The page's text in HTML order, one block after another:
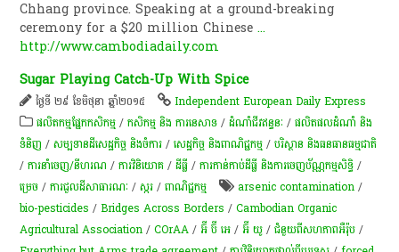
Chhang province. Speaking at a ground-breaking
ceremony for a $20 million Chinese...
http://www.cambodiadaily.com
Sugar Playing Catch-Up With Spice
ថ្ងៃទី ២៩ ខែមិថុនា ឆ្នាំ២០១៥
Independent European Daily Express
​ផលិតកម្ម​ផ្នែក​កសិកម្ម​ /កសិកម្ម​ និង​ ការ​នេ​សាទ​ /ដំណាំ​ជីវ​ឥន្ធនៈ /ផលិតផលដំណាំ និង
ទំនិញ /សម្បទានដីសេដ្ឋកិច្ច និងចំការ /សេដ្ឋកិច្ច និងពាណិជ្ជកម្ម /បរិស្ថាន និងធនធានធម្មជាតិ
/ការនាំចេញ/នីហរណ /ការវិនិយោគ /ដីធ្លី /ការកាន់កាប់​ដីធ្លី និង​ការចេញ​ប័ណ្ណកម្មសិទ្ធិ​ /
ម្រេច​ /ការជួលដីសាធារណៈ /​ស្ករ /ពាណិជ្ជកម្ម arsenic contamination /
bio-pesticides /Bridges Across Borders /Cambodian Organic
Agricultural Association /COrAA /អ៊ី ប៊ី អេ /អ៊ី យូ /ជំនួយពីសហភាពអឺរ៉ុប /